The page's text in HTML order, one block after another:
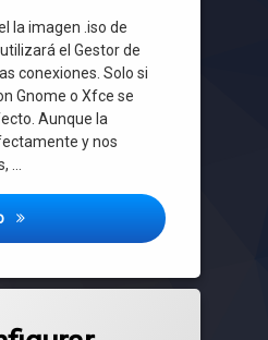
– ¡Sin escribir comandos!
la imagen .iso de
el Gestor de
conexiones. Solo si
Gnome o Xfce se
Aunque la
y nos
…
Mageia: como cambiar el Gestor de